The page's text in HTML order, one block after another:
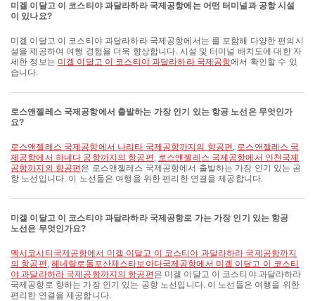
미겔 이달고 이 코스티야 과달라하라 국제공항에는 어떤 터미널과 공항 시설
이 있나요?
미겔 이달고 이 코스티야 과달라하라 국제공항에서는 를 포함해 다양한 편의시
설을 제공하여 여행 경험을 더욱 향상합니다. 시설 및 터미널 배치도에 대한 자
세한 정보는 미겔 이달고 이 코스티야 과달라하라 국제공항에서 확인할 수 있
습니다.
로스앤젤레스 국제공항에서 출발하는 가장 인기 있는 항공 노선은 무엇인가
요?
로스앤젤레스 국제공항에서 나리타 국제공항까지의 항공편 , 로스앤젤레스 국
제공항에서 하네다 공항까지의 항공편 , 로스앤젤레스 국제공항에서 인천국제
공항까지의 항공편 은 로스앤젤레스 국제공항에서 출발하는 가장 인기 있는 공
항 노선입니다. 이 노선들은 여행을 위한 편리한 연결을 제공합니다.
미겔 이달고 이 코스티야 과달라하라 국제공항로 가는 가장 인기 있는 항공
노선은 무엇인가요?
멕시코시티국제공항에서 미겔 이달고 이 코스티야 과달라하라 국제공항까지
의 항공편 , 헤네랄로돌포산체스타보아다국제공항에서 미겔 이달고 이 코스티
야 과달라하라 국제공항까지의 항공편 은 미겔 이달고 이 코스티야 과달라하라
국제공항로 향하는 가장 인기 있는 공항 노선입니다. 이 노선들은 여행을 위한
편리한 연결을 제공합니다.